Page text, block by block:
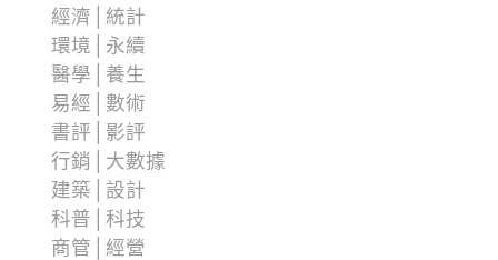
經濟│統計
環境│永續
醫學│養生
易經│數術
書評│影評
行銷│大數據
建築│設計
科普│科技
商管│經營